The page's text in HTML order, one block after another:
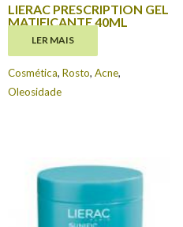
LIERAC PRESCRIPTION GEL
MATIFICANTE 40ML
33.10LER MAIS
Cosmética, Rosto, Acne,
Oleosidade